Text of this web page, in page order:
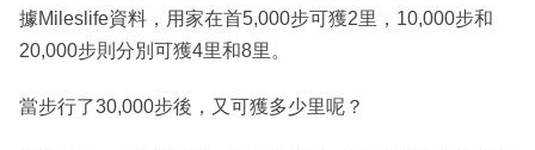
據Mileslife資料，用家在首5,000步可獲2里，10,000步和
20,000步則分別可獲4里和8里。
當步行了30,000步後，又可獲多少里呢？